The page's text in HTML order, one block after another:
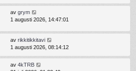
av grym
1 augusti 2026, 14:47:01
av rikkitikkitavi
1 augusti 2026, 08:14:12
av 4kTRB